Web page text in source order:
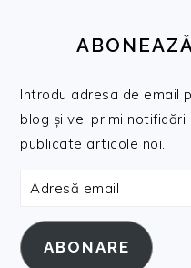
Introdu adresa de email
blog și vei primi notificări
publicate articole noi.
Adresă
ABONARE